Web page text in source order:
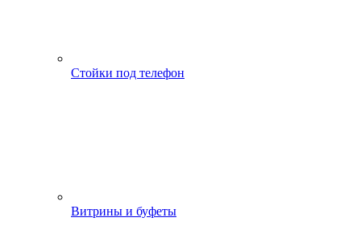
Стойки под телефон
Витрины и буфеты